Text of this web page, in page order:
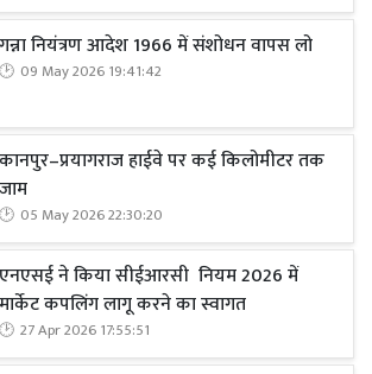
गन्ना नियंत्रण आदेश 1966 में संशोधन वापस लो
09 May 2026 19:41:42
कानपुर–प्रयागराज हाईवे पर कई किलोमीटर तक
जाम
05 May 2026 22:30:20
एनएसई ने किया सीईआरसी नियम 2026 में
मार्केट कपलिंग लागू करने का स्वागत
27 Apr 2026 17:55:51